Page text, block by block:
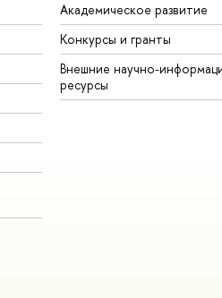
Академическое развитие
Конкурсы и гранты
Внешние научно-
ресурсы